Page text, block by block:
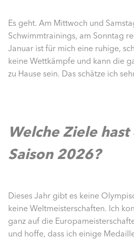
Es geht. Am Mittwoch und
Schwimmtrainings, am Sonntag
Januar ist für mich eine ruhige,
keine Wettkämpfe und kann die
zu Hause sein. Das schätze ich
Welche Ziele
Saison 2026?
Dieses Jahr gibt es keine
keine Weltmeisterschaften. Ich
ganz auf die
und hoffe, dass ich einige